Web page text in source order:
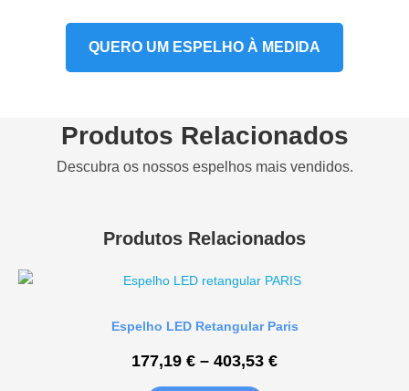
QUERO UM ESPELHO À MEDIDA
Produtos Relacionados
Descubra os nossos espelhos mais vendidos.
Produtos Relacionados
Espelho LED Retangular Paris
177,19 € – 403,53 €